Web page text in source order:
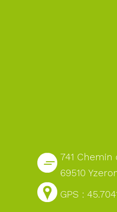
741 Chemin
69510
GPS :